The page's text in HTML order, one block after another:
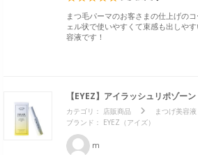
まつ毛パーマのお客さまの仕上げの
ェル状で使いやすくて束感も出しや
容液です！
【EYEZ】アイラッシュリポゾー
カテゴリ： 店販商品 まつげ美容液
ブランド： EYEZ（アイズ）
m